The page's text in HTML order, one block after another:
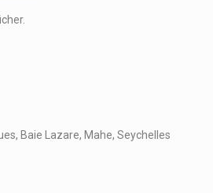
Baie Lazare, Mahe, Seychelles